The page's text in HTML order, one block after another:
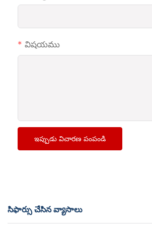
విషయము
ఇప్పుడు విచారణ పంపండి
సిఫార్సు చేసిన వ్యాసాలు